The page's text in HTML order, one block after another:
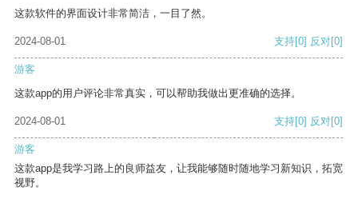
这款软件的界面设计非常简洁，一目了然。
2024-08-01 支持[0] 反对[0]
游客
这款app的用户评论非常真实，可以帮助我做出更准确的选择。
2024-08-01 支持[0] 反对[0]
游客
这款app是我学习路上的良师益友，让我能够随时随地学习新知识，拓宽
视野。